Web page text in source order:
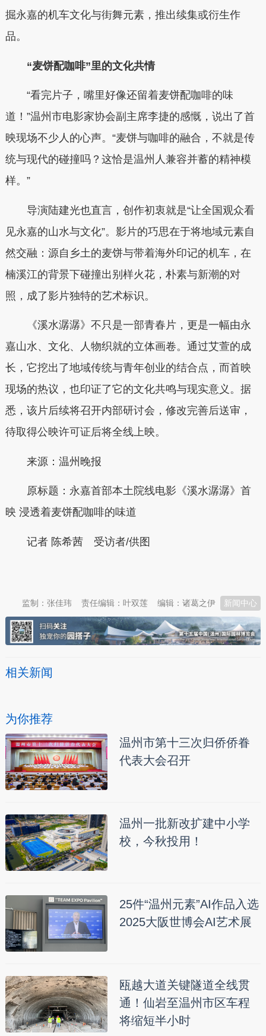
掘永嘉的机车文化与街舞元素，推出续集或衍生作
品。
“麦饼配咖啡”里的文化共情
“看完片子，嘴里好像还留着麦饼配咖啡的味
道！”温州市电影家协会副主席李捷的感慨，说出了首
映现场不少人的心声。“麦饼与咖啡的融合，不就是传
统与现代的碰撞吗？这恰是温州人兼容并蓄的精神模
样。”
导演陆建光也直言，创作初衷就是“让全国观众看
见永嘉的山水与文化”。影片的巧思在于将地域元素自
然交融：源自乡土的麦饼与带着海外印记的机车，在
楠溪江的背景下碰撞出别样火花，朴素与新潮的对
照，成了影片独特的艺术标识。
《溪水潺潺》不只是一部青春片，更是一幅由永
嘉山水、文化、人物织就的立体画卷。通过艾萱的成
长，它挖出了地域传统与青年创业的结合点，而首映
现场的热议，也印证了它的文化共鸣与现实意义。据
悉，该片后续将召开内部研讨会，修改完善后送审，
待取得公映许可证后将全线上映。
来源：温州晚报
原标题：永嘉首部本土院线电影《溪水潺潺》首
映 浸透着麦饼配咖啡的味道
记者 陈希茜 受访者/供图
新闻中心
编辑：诸葛之伊
责任编辑：叶双莲
监制：张佳玮
相关新闻
为你推荐
温州市第十三次归侨侨眷
代表大会召开
温州一批新改扩建中小学
校，今秋投用！
25件“温州元素”AI作品入选
2025大阪世博会AI艺术展
瓯越大道关键隧道全线贯
通！仙岩至温州市区车程
将缩短半小时